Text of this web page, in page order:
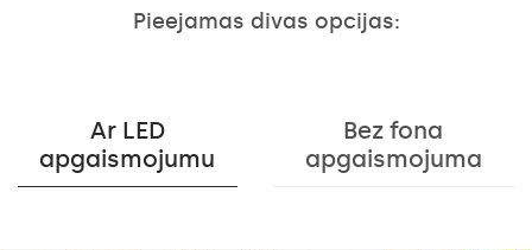
Pieejamas divas opcijas:
Ar LED
apgaismojumu
Bez fona
apgaismojuma